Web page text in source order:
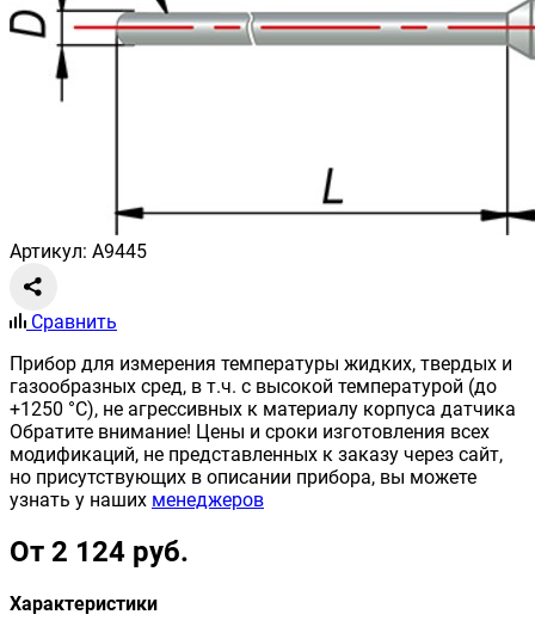
Артикул: A9445
Сравнить
Прибор для измерения температуры жидких, твердых и
газообразных сред, в т.ч. с высокой температурой (до
+1250 °С), не агрессивных к материалу корпуса датчика
Обратите внимание! Цены и сроки изготовления всех
модификаций, не представленных к заказу через сайт,
но присутствующих в описании прибора, вы можете
узнать у наших менеджеров
От 2 124 руб.
Характеристики